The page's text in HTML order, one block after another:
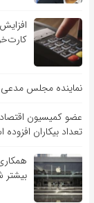
نماینده مجلس مدعی
عضو کمیسیون
تعداد بیکاران